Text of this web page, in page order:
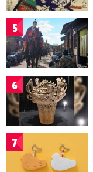
5
6
7